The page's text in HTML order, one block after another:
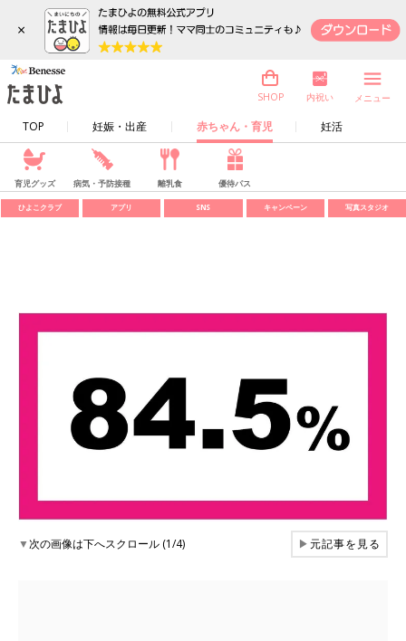
×
TOP 妊娠・出産 赤ちゃん・育児 妊活
SHOP 内祝い メニュー
育児グッズ 病気・予防接種 離乳食 優待パス
ひよこクラブ アプリ SNS キャンペーン 写真スタジオ
▼次の画像は下へスクロール (1/4) ▶元記事を見る